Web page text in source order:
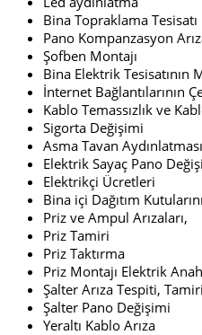
Bina Topraklama Tesisatı
Pano Kompanzasyon
Şofben Montajı
Bina Elektrik Tesisatının
İnternet Bağlantılarının
Kablo Temassızlık ve
Sigorta Değişimi
Asma Tavan Aydınlatması
Elektrik Sayaç Pano
Elektrikçi Ücretleri
Bina içi Dağıtım
Priz ve Ampul Arızaları,
Priz Tamiri
Priz Taktırma
Priz Montajı Elektrik
Şalter Arıza Tespiti, Tamiri
Şalter Pano Değişimi
Yeraltı Kablo Arıza